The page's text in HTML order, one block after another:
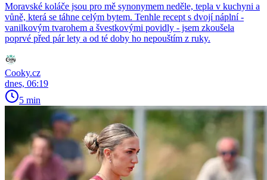
Moravské koláče jsou pro mě synonymem neděle, tepla v kuchyni a
vůně, která se táhne celým bytem. Tenhle recept s dvojí náplní -
vanilkovým tvarohem a švestkovými povidly - jsem zkoušela
poprvé před pár lety a od té doby ho nepouštím z ruky.
Cooky.cz
dnes, 06:19
5 min